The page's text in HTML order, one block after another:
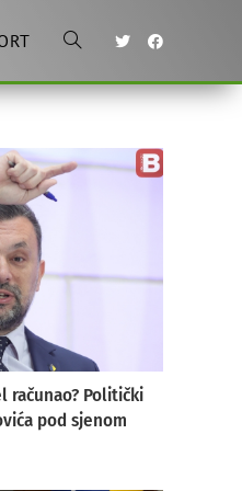
Toggle
računao? Politički
pod sjenom